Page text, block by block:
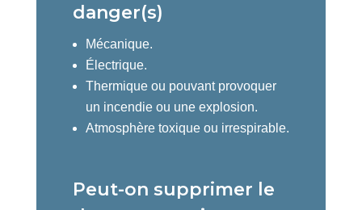
danger(s)
Mécanique.
Électrique.
Thermique ou pouvant provoquer
un incendie ou une explosion.
Atmosphère toxique ou irrespirable.
Peut-on supprimer le